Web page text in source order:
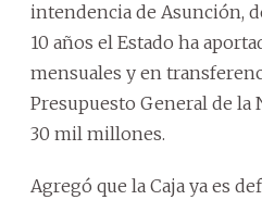
intendencia de Asunción,
10 años el Estado ha
mensuales y en
Presupuesto General de la
30 mil millones.
Agregó que la Caja ya es